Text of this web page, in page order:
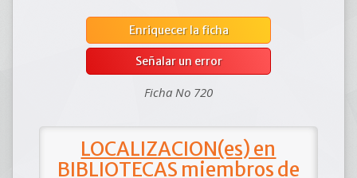
Enriquecer la ficha
Señalar un error
Ficha No 720
LOCALIZACION(es) en
BIBLIOTECAS miembros de